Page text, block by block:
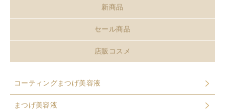
新商品
セール商品
店販コスメ
コーティングまつげ美容液
まつげ美容液